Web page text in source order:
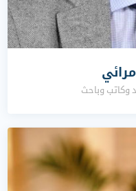
وكاتب وباحث